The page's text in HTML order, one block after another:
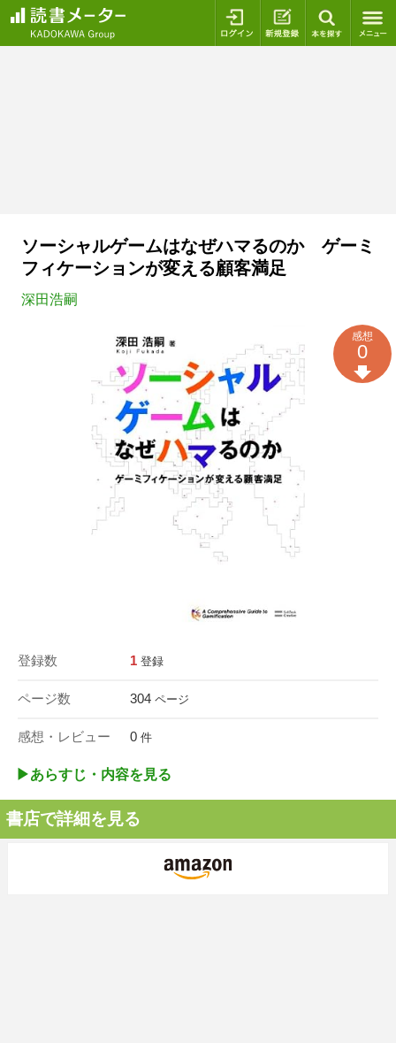
ログイン 新規登録
ソーシャルゲームはなぜハマるのか ゲーミ
フィケーションが変える顧客満足
深田浩嗣
登録数 1 登録
ページ数 304 ページ
感想・レビュー 0 件
感想
0
▶︎あらすじ・内容を見る
書店で詳細を見る